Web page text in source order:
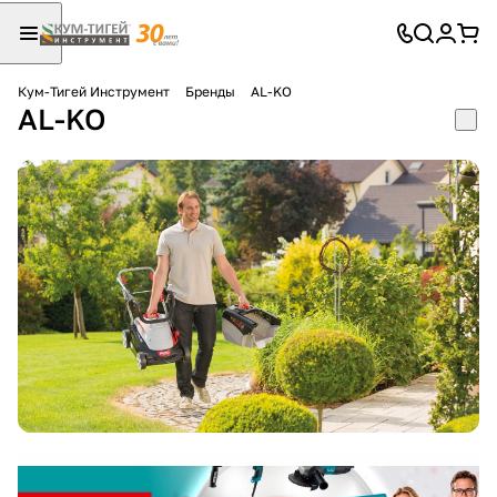
Кум-Тигей Инструмент Бренды AL-KO
AL-KO
Для клиентов всех банков
Разбейте
оплатуна части
без переплат
График платежей
Сегодня
25%